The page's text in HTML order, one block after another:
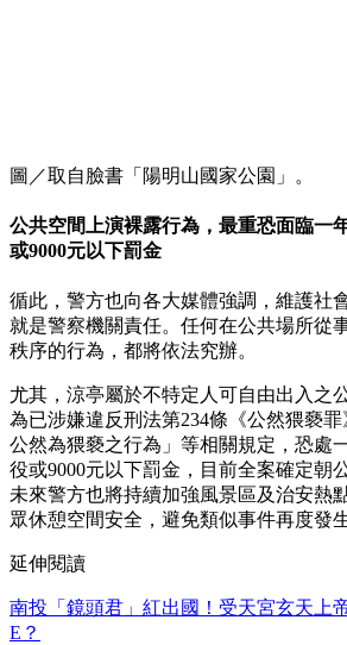
圖／取自臉書「陽明山國家公園」。
公共空間上演裸露行為，最重恐面臨一
或9000元以下罰金
循此，警方也向各大媒體強調，維護社
就是警察機關責任。任何在公共場所從
秩序的行為，都將依法究辦。
尤其，涼亭屬於不特定人可自由出入之
為已涉嫌違反刑法第234條《公然猥褻罪
公然為猥褻之行為」等相關規定，恐處
役或9000元以下罰金，目前全案確定朝
未來警方也將持續加強風景區及治安熱
眾休憩空間安全，避免類似事件再度發生
延伸閱讀
南投「鏡頭君」紅出國！受天宮玄天上
E？